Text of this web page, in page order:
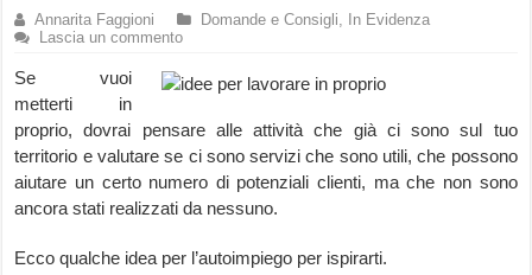
Annarita Faggioni Domande e Consigli,
In Evidenza
Lascia un commento
Se vuoi
metterti in
proprio, dovrai pensare alle attività che già ci sono sul tuo
territorio e valutare se ci sono servizi che sono utili, che possono
aiutare un certo numero di potenziali clienti, ma che non sono
ancora stati realizzati da nessuno.
Ecco qualche idea per l’autoimpiego per ispirarti.